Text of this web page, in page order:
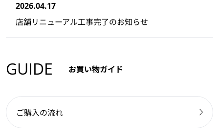
2026.04.17
店舗リニューアル工事完了のお知らせ
GUIDE お買い物ガイド
ご購入の流れ